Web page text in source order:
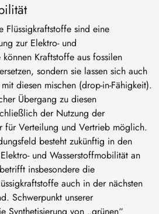
Flüssigkraftstoffe sind eine
zur Elektro- und
Kraftstoffe aus fossilen
sondern sie lassen sich auch
diesen mischen (drop-in-Fähigkeit).
Übergang zu diesen
der Nutzung der
für Verteilung und Vertrieb möglich.
besteht zukünftig in den
und Wasserstoffmobilität an
insbesondere die
auch in der nächsten
Schwerpunkt unserer